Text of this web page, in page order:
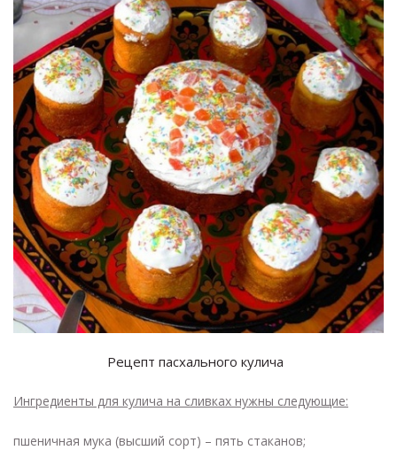
Рецепт пасхального кулича
Ингредиенты для кулича на сливках нужны следующие:
пшеничная мука (высший сорт) – пять стаканов;